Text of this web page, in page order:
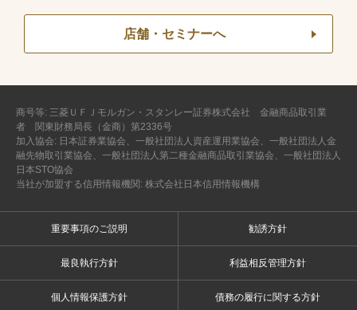
店舗・セミナーへ
商号等: 三菱ＵＦＪモルガン・スタンレー証券株式会社 金融商品取引業
者 関東財務局長（金商）第2336号
加入協会: 日本証券業協会、一般社団法人資産運用業協会、一般社団法人金
融先物取引業協会、一般社団法人第二種金融商品取引業協会、一般社団法人
日本STO協会
当社が加盟する信用情報機関: 株式会社日本信用情報機構
重要事項のご説明 勧誘方針
最良執行方針 利益相反管理方針
個人情報保護方針 債務の履行に関する方針